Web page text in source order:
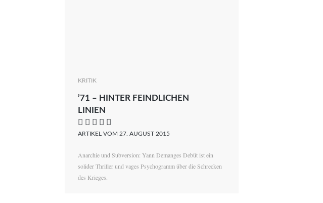
KRITIK
’71 – HINTER FEINDLICHEN
LINIEN
    
ARTIKEL VOM 27. AUGUST 2015
Anarchie und Subversion: Yann Demanges Debüt ist ein
solider Thriller und vages Psychogramm über die Schrecken
des Krieges.